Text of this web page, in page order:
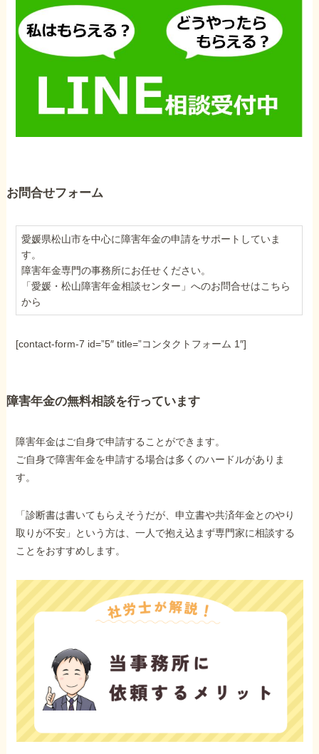
お問合せフォーム
愛媛県松山市を中心に障害年金の申請をサポートしていま
す。
障害年金専門の事務所にお任せください。
「愛媛・松山障害年金相談センター」へのお問合せはこちら
から
[contact-form-7 id=”5″ title=”コンタクトフォーム 1″]
障害年金の無料相談を行っています
障害年金はご自身で申請することができます。
ご自身で障害年金を申請する場合は多くのハードルがありま
す。
「診断書は書いてもらえそうだが、申立書や共済年金とのやり
取りが不安」という方は、一人で抱え込まず専門家に相談する
ことをおすすめします。